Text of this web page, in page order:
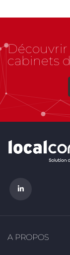
cabinets
A PROPOS